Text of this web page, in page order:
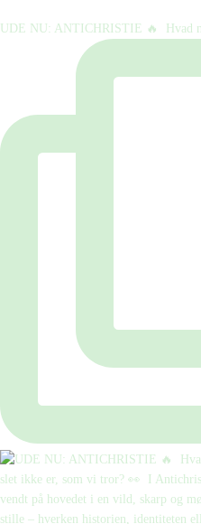
UDE NU: ANTICHRISTIE 🔥⁠ ⁠ Hvad